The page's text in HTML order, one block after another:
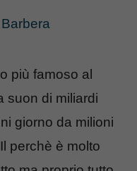
più famoso al
suon di miliardi
giorno da milioni
perchè è molto